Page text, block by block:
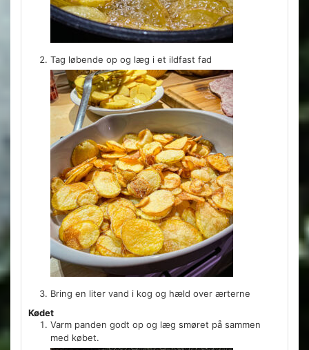
Tag løbende op og læg i et ildfast fad
Bring en liter vand i kog og hæld over ærterne
Kødet
Varm panden godt op og læg smøret på sammen
med købet.